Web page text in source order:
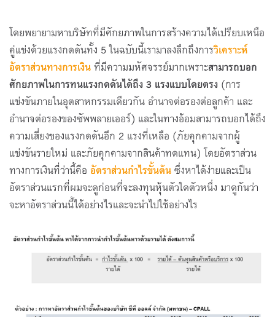
โดยพยายามหาบริษัทที่มีศักยภาพในการสร้างความได้เปรียบเหนือ
คู่แข่งด้วยแรงกดดันทั้ง 5 ในฉบับนี้เรามาลงลึกถึงการวิเคราะห์
อัตราส่วนทางการเงินที่มีความมหัศจรรย์มากเพราะสามารถบอก
ศักยภาพในการทนแรงกดดันได้ถึง3 แรงแบบโดยตรง (การ
แข่งขันภายในอุตสาหกรรมเดียวกัน อำนาจต่อรองต่อลูกค้า และ
อำนาจต่อรองของซัพพลายเออร์) และในทางอ้อมสามารถบอกได้ถึง
ความเสี่ยงของแรงกดดันอีก 2 แรงที่เหลือ (ภัยคุกคามจากผู้
แข่งขันรายใหม่ และภัยคุกคามจากสินค้าทดแทน) โดยอัตราส่วน
ทางการเงินที่ว่านี้คือ อัตราส่วนกำไรขั้นต้นซึ่งหาได้ง่ายและเป็น
อัตราส่วนแรกที่ผมจะดูก่อนที่จะลงทุนหุ้นตัวใดตัวหนึ่ง มาดูกันว่า
จะหาอัตราส่วนนี้ได้อย่างไรและจะนำไปใช้อย่างไร